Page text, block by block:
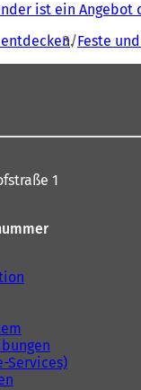
ist ein Angebot
Feste
1
Services)